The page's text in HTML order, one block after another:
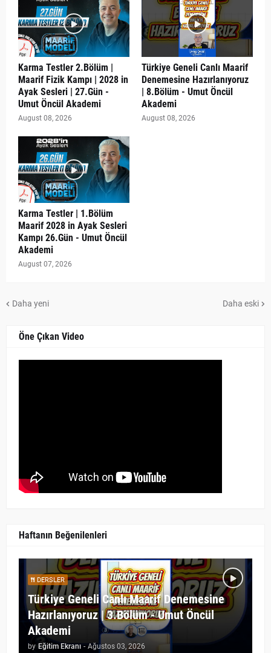
Karma Testler 2.Bölüm |
Maarif Fizik Kampı | 2028 in
Ayak Sesleri | 27.Gün -
Umut Öncül Akademi
August 08, 2026
Türkiye Geneli Canlı Maarif
Denemesine Hazırlanıyoruz
| 8.Bölüm - Umut Öncül
Akademi
August 08, 2026
Karma Testler | 1.Bölüm
Maarif 2028 in Ayak Sesleri
Kampı 26.Gün - Umut Öncül
Akademi
August 07, 2026
Daha yeni Daha eski
Öne Çıkan Video
Haftanın Beğenilenleri
DERSLER
Türkiye Geneli Canlı Maarif Denemesine
Hazırlanıyoruz | 3.Bölüm - Umut Öncül
Akademi
by Eğitim Ekranı - Ağustos 03, 2026